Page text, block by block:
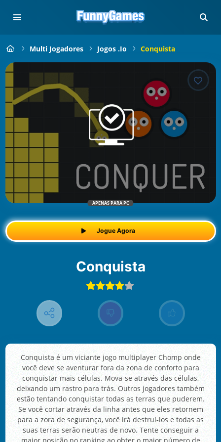
Multi Jogadores Jogos .io Conquista
APENAS PARA PC
Jogue Agora
Conquista
Conquista é um viciante jogo multiplayer Chomp onde
você deve se aventurar fora da zona de conforto para
conquistar mais células. Mova-se através das células,
deixando um rastro para trás. Outros jogadores também
estão tentando conquistar todas as terras que puderem.
Se você cortar através da linha antes que eles retornem
para a zora de segurança, você irá destruí-los e todas as
suas terras serão neutras de novo. Tente conseguir a